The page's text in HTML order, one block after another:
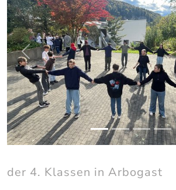
der 4. Klassen in Arbogast
zurück